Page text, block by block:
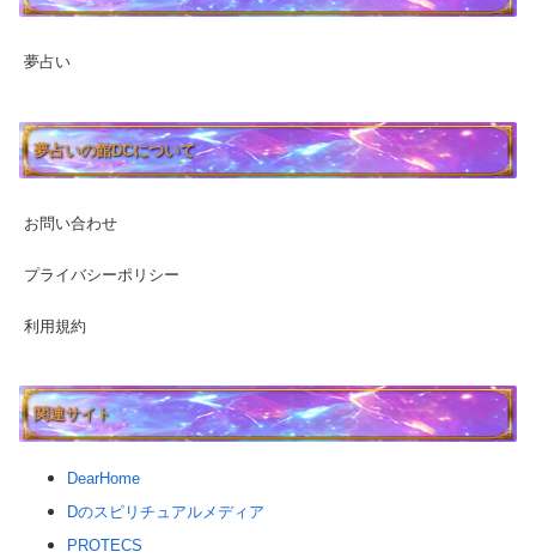
夢占い
夢占いの館DCについて
お問い合わせ
プライバシーポリシー
利用規約
関連サイト
DearHome
Dのスピリチュアルメディア
PROTECS